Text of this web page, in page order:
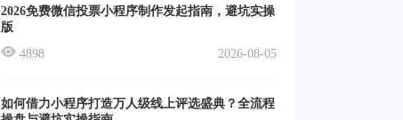
2026免费微信投票小程序制作发起指南，避坑实操
版
4898
2026-08-05
如何借力小程序打造万人级线上评选盛典？全流程